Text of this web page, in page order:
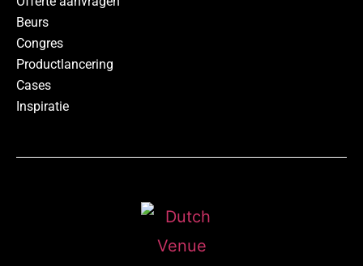
Beurs
Congres
Productlancering
Cases
Inspiratie